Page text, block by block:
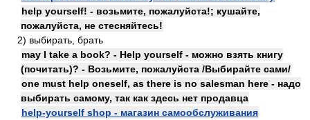
help yourself! - возьмите, пожалуйста!; кушайте,
пожалуйста, не стесняйтесь!
2) выбирать, брать
may I take a book? - Help yourself - можно взять книгу
(почитать)? - Возьмите, пожалуйста /Выбирайте сами/
one must help oneself, as there is no salesman here - надо
выбирать самому, так как здесь нет продавца
help-yourself shop - магазин самообслуживания